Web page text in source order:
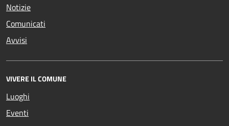
Notizie
Comunicati
Avvisi
VIVERE IL COMUNE
Luoghi
Eventi